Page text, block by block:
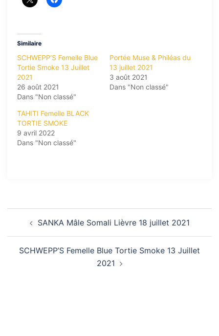
Similaire
SCHWEPP’S Femelle Blue
Tortie Smoke 13 Juillet
2021
26 août 2021
Dans "Non classé"
Portée Muse & Philéas du
13 juillet 2021
3 août 2021
Dans "Non classé"
TAHITI Femelle BLACK
TORTIE SMOKE
9 avril 2022
Dans "Non classé"
d’articleSANKA Mâle Somali Lièvre 18 juillet 2021
SCHWEPP’S Femelle Blue Tortie Smoke 13 Juillet
2021